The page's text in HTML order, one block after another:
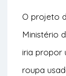
O projeto
Ministério
iria propor
roupa